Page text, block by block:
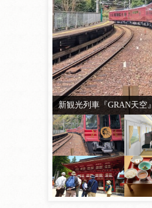
新観光列車『GRAN天空』